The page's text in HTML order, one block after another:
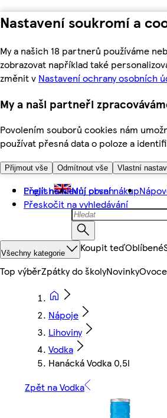
Nastavení soukromí a
My a našich 18 partnerů používáme
zobrazovat například také
změnit v Nastavení ochrany osobních
My a naši partneři
Povolením souborů cookies nám
používat přesná data o poloze a
Přijmout vše Odmítnout vše Vlastní
Přejít na hlavní obsah
Přeskočit na vyhledávání
English Můj první nákup
Všechny kategorie Koupit teďOblíbené
Top výběrZpátky do školyNovinky
Nápoje
Lihoviny
Vodka
Hanácká Vodka 0,5l
Zpět na Vodka